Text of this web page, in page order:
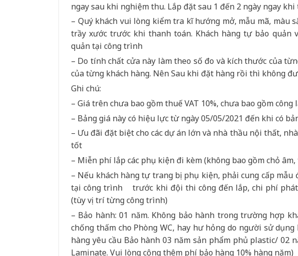
ngay sau khi nghiệm thu. Lắp đặt sau 1 đến 2 ngày ngay
– Quý khách vui lòng kiểm tra kĩ hướng mở, mẫu mã, màu
trầy xước trước khi thanh toán. Khách hàng tự bảo quản
quản tại công trình
– Do tính chất cửa này làm theo số đo và kích thước của
của từng khách hàng. Nên Sau khi đặt hàng rồi thì không
Ghi chú:
– Giá trên chưa bao gồm thuế VAT 10%, chưa bao gồm
– Bảng giá này có hiệu lực từ ngày 05/05/2021 đến khi có
– Ưu đãi đặt biệt cho các dự án lớn và nhà thầu nội thất,
tốt
– Miễn phí lắp các phụ kiện đi kèm (không bao gồm chỏ
– Nếu khách hàng tự trang bị phụ kiện, phải cung cấp mẫu
tại công trình trước khi đội thi công đến lắp, chi phí phát
(tùy vị trí từng công trình)
– Bảo hành: 01 năm. Không bảo hành trong trường hợp
chống thấm cho Phòng WC, hay hư hỏng do người sử
hàng yêu cầu Bảo hành 03 năm sản phẩm phủ plastic/ 02
Laminate. Vui lòng cộng thêm phí bảo hàng 10% hàng năm)